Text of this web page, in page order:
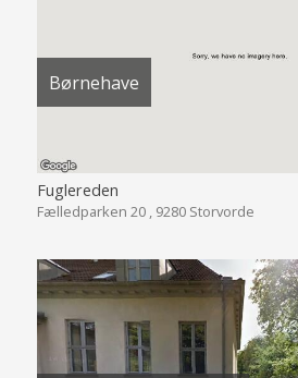
Børnehave
Fuglereden
Fælledparken 20 , 9280 Storvorde